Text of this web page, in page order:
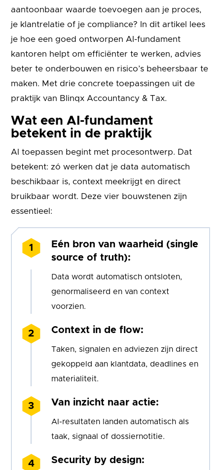
aantoonbaar waarde toevoegen aan je proces,
je klantrelatie of je compliance? In dit artikel lees
je hoe een goed ontworpen AI-fundament
kantoren helpt om efficiënter te werken, advies
beter te onderbouwen en risico’s beheersbaar te
maken. Met drie concrete toepassingen uit de
praktijk van Blinqx Accountancy & Tax.
Wat een AI-fundament
betekent in de praktijk
AI toepassen begint met procesontwerp. Dat
betekent: zó werken dat je data automatisch
beschikbaar is, context meekrijgt en direct
bruikbaar wordt. Deze vier bouwstenen zijn
essentieel:
Eén bron van waarheid (single
source of truth):
Data wordt automatisch ontsloten,
genormaliseerd en van context
voorzien.
Context in de flow:
Taken, signalen en adviezen zijn direct
gekoppeld aan klantdata, deadlines en
materialiteit.
Van inzicht naar actie:
AI-resultaten landen automatisch als
taak, signaal of dossiernotitie.
Security by design: